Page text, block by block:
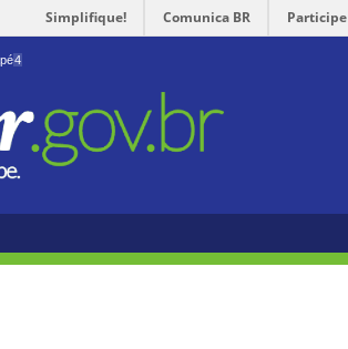
Simplifique! Comunica BR Participe
4